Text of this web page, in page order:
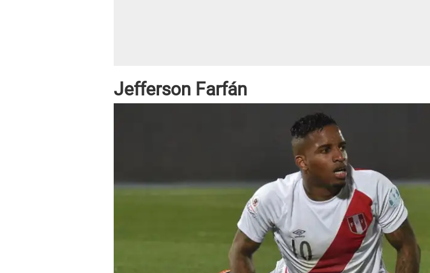
Jefferson Farfán